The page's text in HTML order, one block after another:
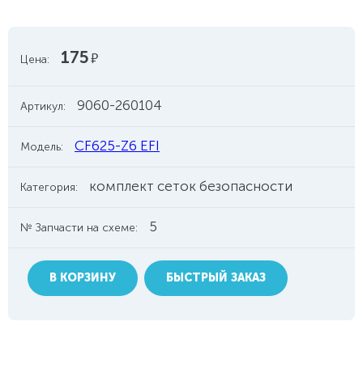
Цена: 175руб.
Артикул: 9060-260104
Модель: CF625-Z6 EFI
Категория: комплект сеток безопасности
№ Запчасти на схеме: 5
В КОРЗИНУ БЫСТРЫЙ ЗАКАЗ